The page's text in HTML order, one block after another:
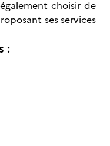
choisir de
ses services
: